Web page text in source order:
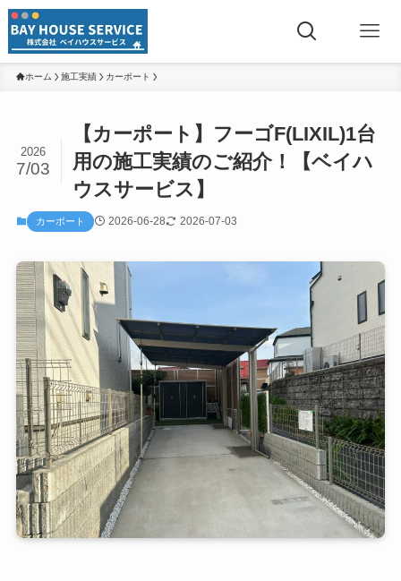
ホーム 施工実績 カーポート
【カーポート】フーゴF(LIXIL)1台
用の施工実績のご紹介！【ベイハ
ウスサービス】
2026
7/03
カーポート 2026-06-28 2026-07-03